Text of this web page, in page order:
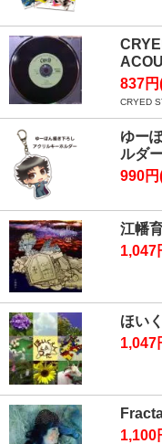
837円
CRYED
ゆー
ルダ
990円
江幡
1,047
ほい
1,047
1,100